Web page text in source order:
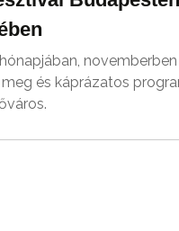
novemberben
és káprázatos